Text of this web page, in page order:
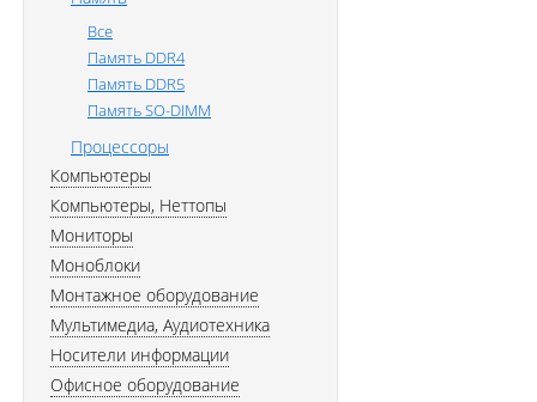
Все
Память DDR4
Память DDR5
Память SO-DIMM
Процессоры
Компьютеры
Компьютеры, Неттопы
Мониторы
Моноблоки
Монтажное оборудование
Мультимедиа, Аудиотехника
Носители информации
Офисное оборудование